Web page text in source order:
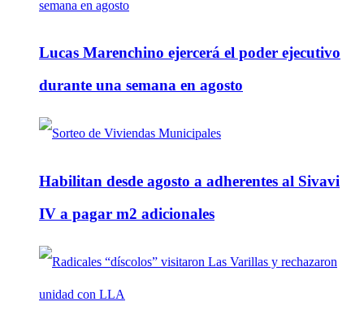
Lucas Marenchino ejercerá el poder ejecutivo
durante una semana en agosto
Habilitan desde agosto a adherentes al Sivavi
IV a pagar m2 adicionales